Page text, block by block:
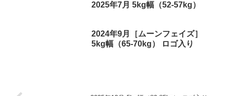
2025年7月 5kg幅（52-57kg）
2024年9月［ムーンフェイズ］
5kg幅（65-70kg） ロゴ入り